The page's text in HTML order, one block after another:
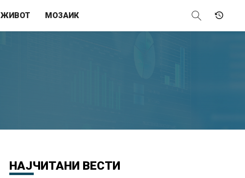
ЖИВОТ МОЗАИК
НАЈЧИТАНИ ВЕСТИ